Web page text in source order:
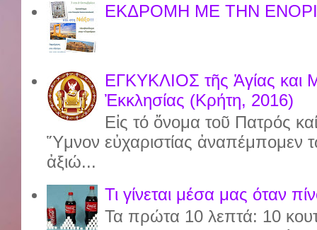
ΕΚΔΡΟΜΗ ΜΕ ΤΗΝ
ΕΓΚΥΚΛΙΟΣ τῆς Ἁγίας και
Ἐκκλησίας (Κρήτη, 2016)
Εἰς τό ὄνομα τοῦ Πατρός
Ὕμνον εὐχαριστίας
ἀξιώ...
Τι γίνεται μέσα μας όταν
Τα πρώτα 10 λεπτά: 10